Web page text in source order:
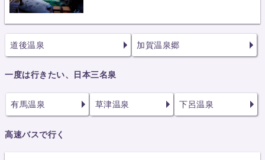
道後温泉 加賀温泉郷
一度は行きたい、日本三名泉
有馬温泉 草津温泉 下呂温泉
高速バスで行く